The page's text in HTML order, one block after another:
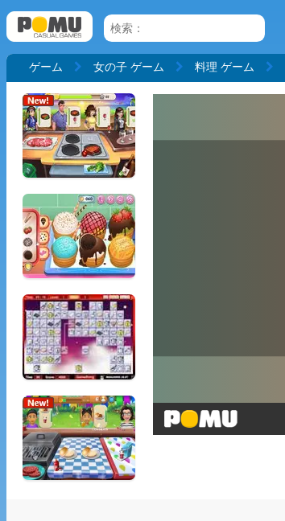
ゲーム 女の子 ゲーム 料理 ゲーム